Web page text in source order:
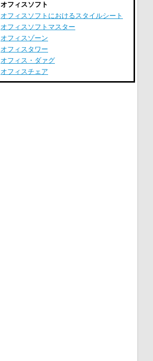
オフィスソフト
オフィスソフトにおけるスタイルシート
オフィスソフトマスター
オフィスゾーン
オフィスタワー
オフィス・ダァグ
オフィスチェア